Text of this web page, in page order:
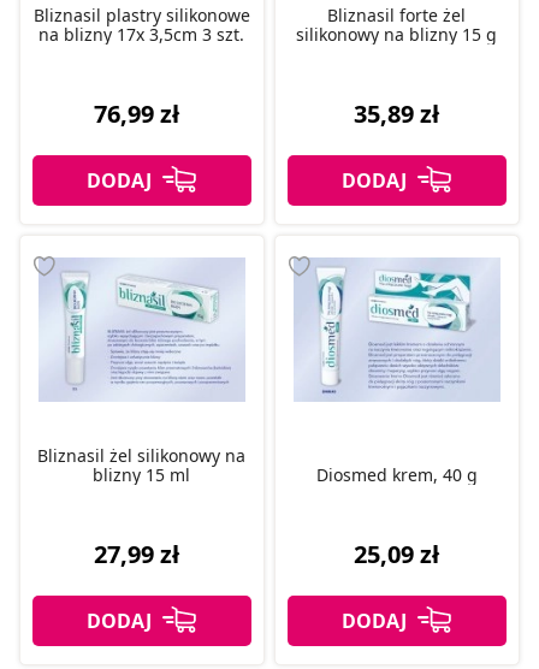
Bliznasil plastry silikonowe
na blizny 17x 3,5cm 3 szt.
76,99 zł
Bliznasil forte żel
silikonowy na blizny 15 g
35,89 zł
Bliznasil żel silikonowy na
blizny 15 ml
27,99 zł
Diosmed krem, 40 g
25,09 zł